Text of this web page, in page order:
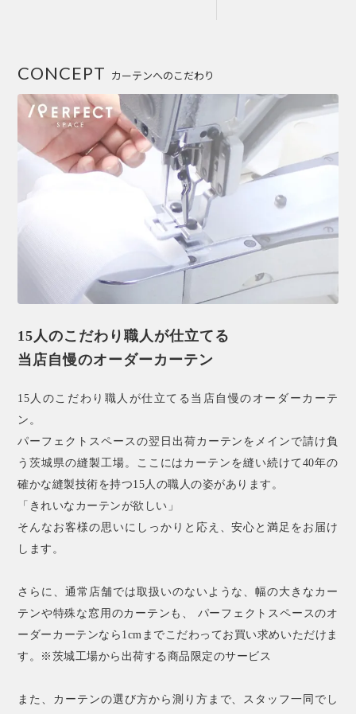
カーテンへのこだわり
CONCEPT
15人のこだわり職人が仕立てる
当店自慢のオーダーカーテン
15人のこだわり職人が仕立てる当店自慢のオーダーカーテ
ン。
パーフェクトスペースの翌日出荷カーテンをメインで請け負
う茨城県の縫製工場。ここにはカーテンを縫い続けて40年の
確かな縫製技術を持つ15人の職人の姿があります。
「きれいなカーテンが欲しい」
そんなお客様の思いにしっかりと応え、安心と満足をお届け
します。
さらに、通常店舗では取扱いのないような、幅の大きなカー
テンや特殊な窓用のカーテンも、 パーフェクトスペースのオ
ーダーカーテンなら1cmまでこだわってお買い求めいただけま
す。※茨城工場から出荷する商品限定のサービス
また、カーテンの選び方から測り方まで、スタッフ一同でし